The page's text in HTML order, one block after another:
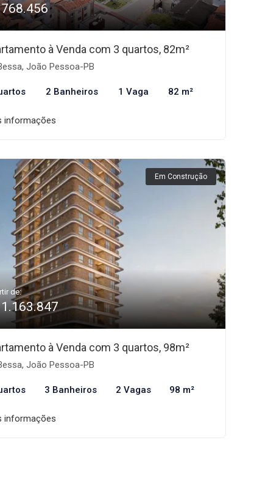
à Venda com 3 quartos, 82m²
João Pessoa-PB
2 Banheiros 1 Vaga 82 m²
informações
Em Construção
de:
à Venda com 3 quartos, 98m²
João Pessoa-PB
3 Banheiros 2 Vagas 98 m²
informações